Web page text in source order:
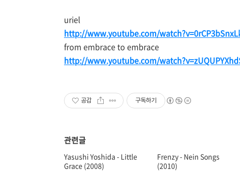
uriel
http://www.youtube.com/
from embrace to embrace
http://www.youtube.com/
공감 구독하기
관련글
Yasushi Yoshida - Little
Grace (2008)
Frenzy - Nein Songs
(2010)